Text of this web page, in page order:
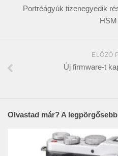
Portréágyúk tizenegyedik
ELŐZŐ
Új firmware-t
Olvastad már? A